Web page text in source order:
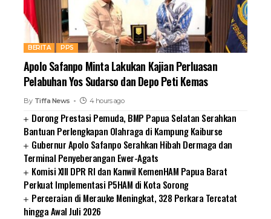
BERITA PPS
Apolo Safanpo Minta Lakukan Kajian Perluasan
Pelabuhan Yos Sudarso dan Depo Peti Kemas
By Tiffa News 4 hours ago
Dorong Prestasi Pemuda, BMP Papua Selatan Serahkan
Bantuan Perlengkapan Olahraga di Kampung Kaiburse
Gubernur Apolo Safanpo Serahkan Hibah Dermaga dan
Terminal Penyeberangan Ewer-Agats
Komisi XIII DPR RI dan Kanwil KemenHAM Papua Barat
Perkuat Implementasi P5HAM di Kota Sorong
Perceraian di Merauke Meningkat, 328 Perkara Tercatat
hingga Awal Juli 2026